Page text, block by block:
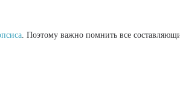
. Поэтому важно помнить все